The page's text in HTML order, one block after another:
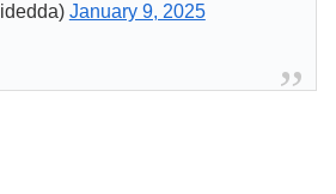
January 9, 2025